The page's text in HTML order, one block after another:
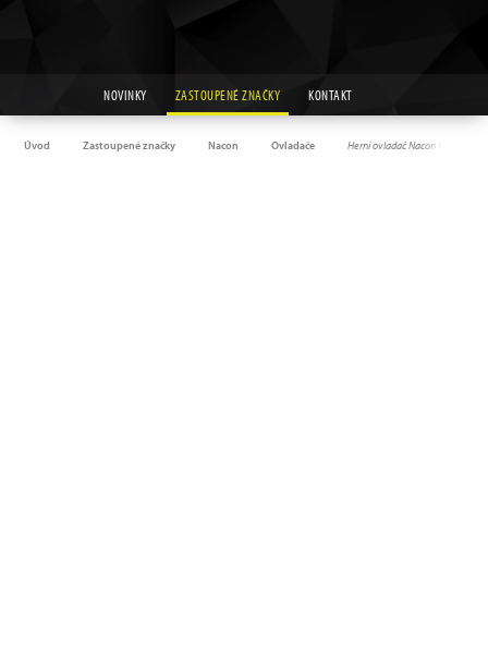
NOVINKY ZASTOUPENÉ ZNAČKY KONTAKT
Úvod Zastoupené značky Nacon Ovladače Herní ovladač Nacon